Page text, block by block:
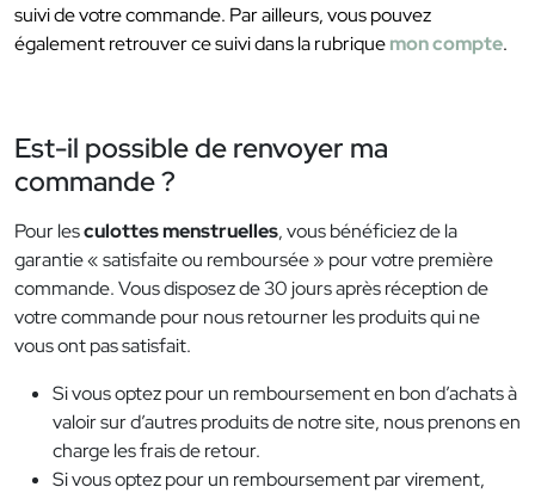
suivi de votre commande. Par ailleurs, vous pouvez
également retrouver ce suivi dans la rubriquemon compte.
Est-il possible de renvoyer ma
commande ?
Pour lesculottes menstruelles, vous bénéficiez de la
garantie « satisfaite ou remboursée » pour votre première
commande. Vous disposez de 30 jours après réception de
votre commande pour nous retourner les produits qui ne
vous ont pas satisfait.
Si vous optez pour un remboursement en bon d’achats à
valoir sur d’autres produits de notre site, nous prenons en
charge les frais de retour.
Si vous optez pour un remboursement par virement,